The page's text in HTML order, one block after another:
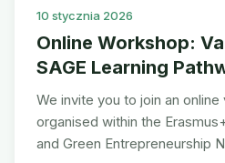
10 stycznia 2026
Online Workshop:
SAGE Learning
19.01.2026
We invite you to join an
organised within the
and Green Entrepreneurship